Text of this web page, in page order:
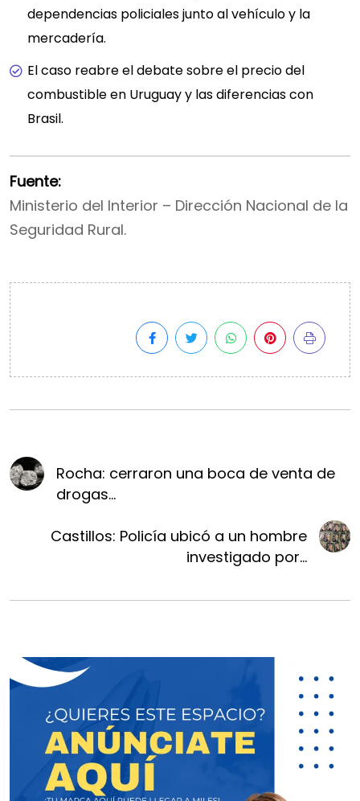
dependencias policiales junto al vehículo y la
mercadería.
El caso reabre el debate sobre el precio del
combustible en Uruguay y las diferencias con
Brasil.
Fuente:
Ministerio del Interior – Dirección Nacional de la
Seguridad Rural.
Rocha: cerraron una boca de venta de
drogas...
Castillos: Policía ubicó a un hombre
investigado por...